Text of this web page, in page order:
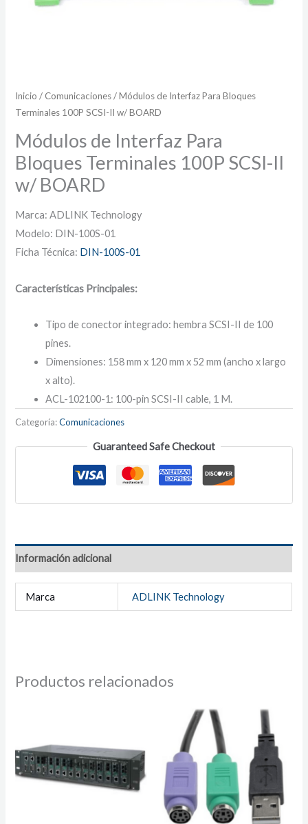
Inicio / Comunicaciones/ Módulos de Interfaz Para Bloques
Terminales 100P SCSI-II w/ BOARD
Módulos de Interfaz Para
Bloques Terminales 100P SCSI-II
w/ BOARD
Marca: ADLINK Technology
Modelo: DIN-100S-01
Ficha Técnica: DIN-100S-01
Características Principales:
Tipo de conector integrado: hembra SCSI-II de 100
pines.
Dimensiones: 158 mm x 120 mm x 52 mm (ancho x largo
x alto).
ACL-102100-1: 100-pin SCSI-II cable, 1 M.
Categoría:Comunicaciones
Guaranteed Safe Checkout
Información adicional
Marca ADLINK Technology
Productos relacionados